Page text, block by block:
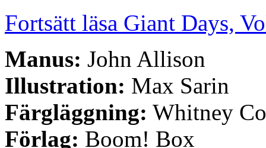
Fortsätt läsa Giant Days,
Manus: John Allison
Illustration: Max Sarin
Färgläggning: Whitney
Förlag: Boom! Box